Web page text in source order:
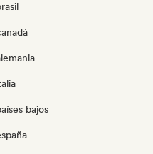
bajos